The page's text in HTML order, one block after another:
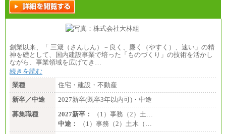
創業以来、「 三箴（さんしん）－良く、廉く（やすく）、速い」の精
神を礎として、国内建設事業で培った「ものづくり」の技術を活かし
ながら、事業領域を広げてき…
続きを読む
業種
住宅・建設・不動産
新卒／中途
2027新卒(既卒3年以内可)・中途
募集職種
2027新卒：
（1）事務（2）土…
中途：
（1）事務（2）土木（…